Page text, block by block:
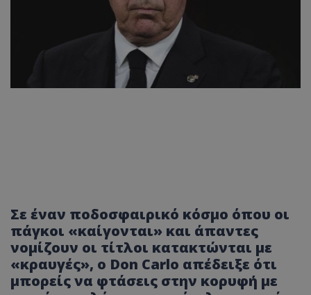
Σε έναν ποδοσφαιρικό κόσμο όπου οι
πάγκοι «καίγονται» και άπαντες
νομίζουν οι τίτλοι κατακτώνται με
«κραυγές», ο Don Carlo απέδειξε ότι
μπορείς να φτάσεις στην κορυφή με